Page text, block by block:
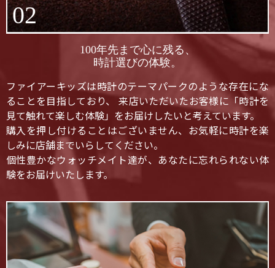
02
100年先まで心に残る、
時計選びの体験。
ファイアーキッズは時計のテーマパークのような存在にな
ることを目指しており、 来店いただいたお客様に「時計を
見て触れて楽しむ体験」をお届けしたいと考えています。
購入を押し付けることはございません、お気軽に時計を楽
しみに店舗までいらしてください。
個性豊かなウォッチメイト達が、あなたに忘れられない体
験をお届けいたします。